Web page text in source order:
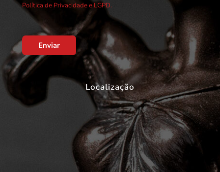
Política de Privacidade e LGPD.
Enviar
Localização